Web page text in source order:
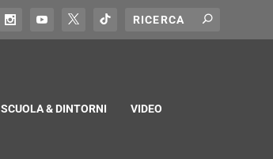
SCUOLA & DINTORNI VIDEO